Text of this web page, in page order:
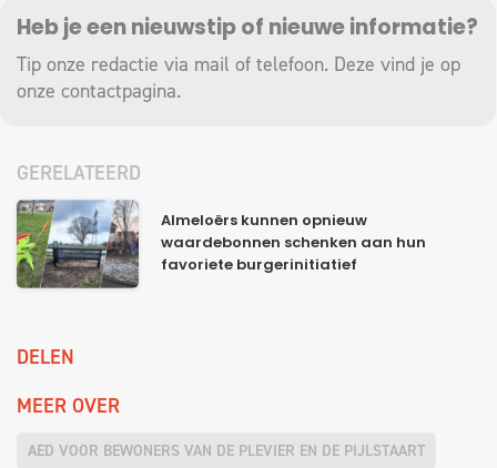
Heb je een nieuwstip of nieuwe informatie?
Tip onze redactie via mail of telefoon. Deze vind je op
onze contactpagina.
GERELATEERD
Almeloërs kunnen opnieuw
waardebonnen schenken aan hun
favoriete burgerinitiatief
DELEN
MEER OVER
AED VOOR BEWONERS VAN DE PLEVIER EN DE PIJLSTAART